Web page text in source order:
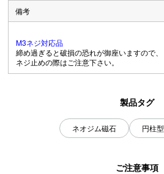
備考
M3ネジ対応品
締め過ぎると破損の恐れが御座いますので、
ネジ止めの際はご注意下さい。
製品タグ
ネオジム磁石 円柱型
ご注意事項